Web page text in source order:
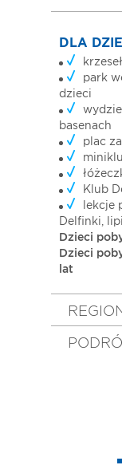
DLA
park
dzieci
basenach
plac
Klub
lekcje
Delfinki,
Dzieci
Dzieci
lat